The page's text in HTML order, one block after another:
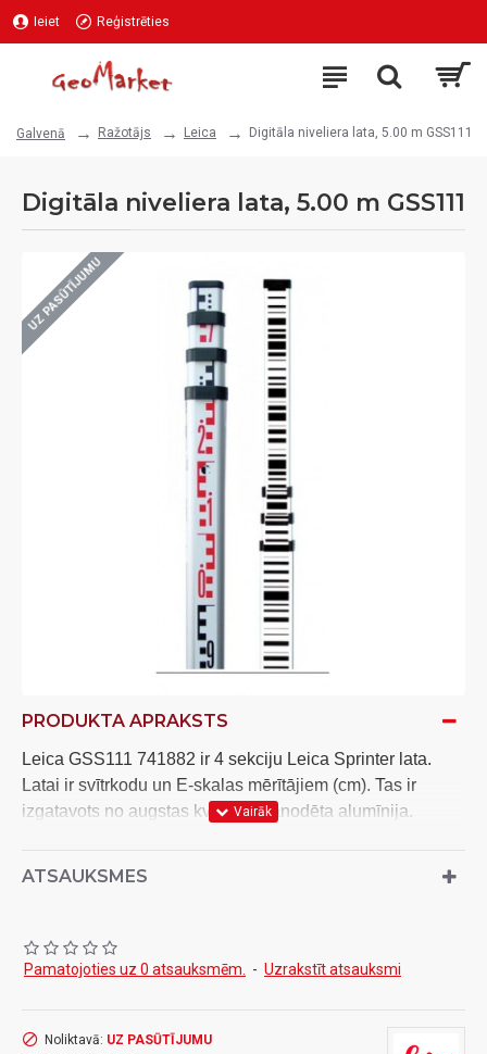
Ieiet Reģistrēties
Galvenā Ražotājs Leica Digitāla niveliera lata, 5.00 m GSS111
Digitāla niveliera lata, 5.00 m GSS111
UZ PASŪTĪJUMU
PRODUKTA APRAKSTS
Leica GSS111 741882 ir 4 sekciju Leica Sprinter lata.
Latai ir svītrkodu un E-skalas mērītājiem (cm). Tas ir
izgatavots no augstas kvalitātes anodēta alumīnija.
ATSAUKSMES
Pamatojoties uz 0 atsauksmēm. - Uzrakstīt atsauksmi
Noliktavā: UZ PASŪTĪJUMU